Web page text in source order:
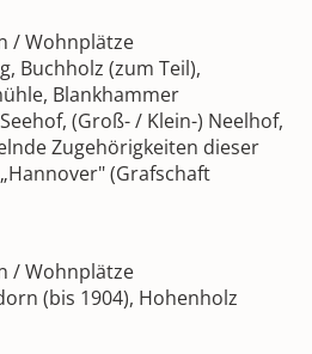
/ Wohnplätze
Buchholz (zum Teil),
Blankhammer
(Groß- / Klein-) Neelhof,
Zugehörigkeiten dieser
(Grafschaft
/ Wohnplätze
(bis 1904), Hohenholz